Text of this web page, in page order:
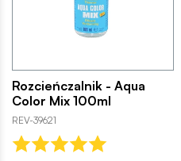
Rozcieńczalnik - Aqua
Color Mix 100ml
REV-39621